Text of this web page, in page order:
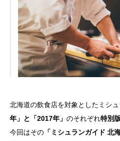
北海道の飲食店を対象としたミシ
年」と「2017年」 のそれぞれ特別版
今回はその 「ミシュランガイド 北